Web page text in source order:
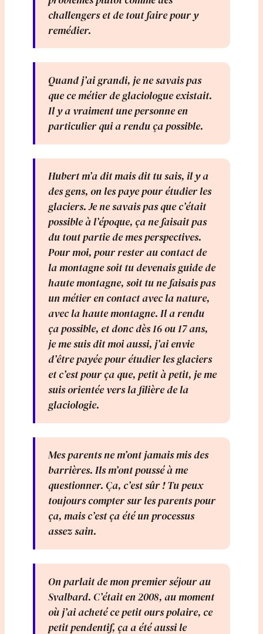
challengers et de tout faire pour y
remédier.
Quand j’ai grandi, je ne savais pas
que ce métier de glaciologue existait.
Il y a vraiment une personne en
particulier qui a rendu ça possible.
Hubert m’a dit mais dit tu sais, il y a
des gens, on les paye pour étudier les
glaciers. Je ne savais pas que c’était
possible à l’époque, ça ne faisait pas
du tout partie de mes perspectives.
Pour moi, pour rester au contact de
la montagne soit tu devenais guide de
haute montagne, soit tu ne faisais pas
un métier en contact avec la nature,
avec la haute montagne. Il a rendu
ça possible, et donc dès 16 ou 17 ans,
je me suis dit moi aussi, j’ai envie
d’être payée pour étudier les glaciers
et c’est pour ça que, petit à petit, je me
suis orientée vers la filière de la
glaciologie.
Mes parents ne m’ont jamais mis des
barrières. Ils m’ont poussé à me
questionner. Ça, c’est sûr ! Tu peux
toujours compter sur les parents pour
ça, mais c’est ça été un processus
assez sain.
On parlait de mon premier séjour au
Svalbard. C’était en 2008, au moment
où j’ai acheté ce petit ours polaire, ce
petit pendentif, ça a été aussi le